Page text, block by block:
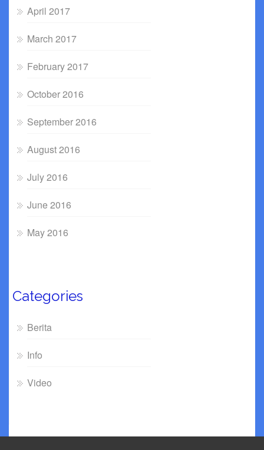
April 2017
March 2017
February 2017
October 2016
September 2016
August 2016
July 2016
June 2016
May 2016
Categories
Berita
Info
Video